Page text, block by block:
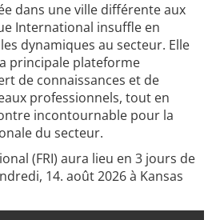
dans une ville différente aux
International insuffle en
dynamiques au secteur. Elle
principale plateforme
de connaissances et de
professionnels, tout en
incontournable pour la
du secteur.
(FRI) aura lieu en 3 jours de
14. août 2026 à Kansas